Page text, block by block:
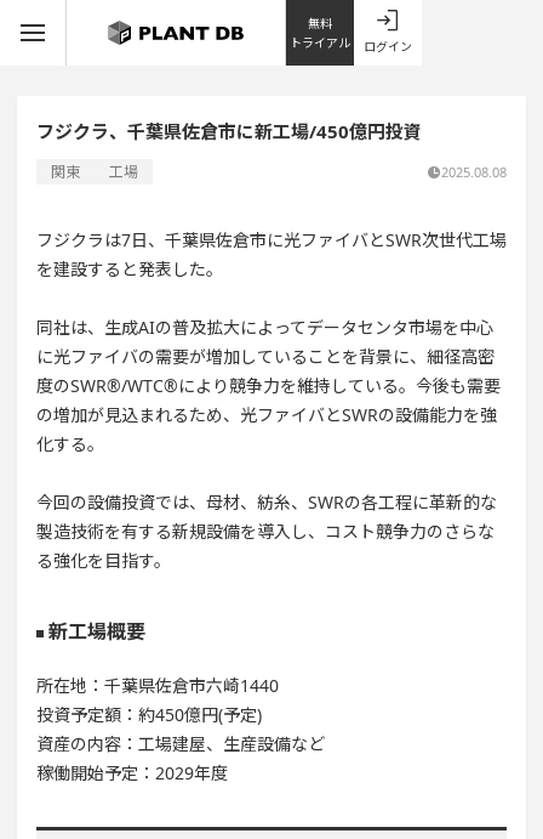
無料
トライアル
ログイン
フジクラ、千葉県佐倉市に新工場/450億円投資
関東 工場 2025.08.08
フジクラは7日、千葉県佐倉市に光ファイバとSWR次世代工場
を建設すると発表した。
同社は、生成AIの普及拡大によってデータセンタ市場を中心
に光ファイバの需要が増加していることを背景に、細径高密
度のSWR®/WTC®により競争力を維持している。今後も需要
の増加が見込まれるため、光ファイバとSWRの設備能力を強
化する。
今回の設備投資では、母材、紡糸、SWRの各工程に革新的な
製造技術を有する新規設備を導入し、コスト競争力のさらな
る強化を目指す。
新工場概要
所在地：千葉県佐倉市六崎1440
投資予定額：約450億円(予定)
資産の内容：工場建屋、生産設備など
稼働開始予定：2029年度